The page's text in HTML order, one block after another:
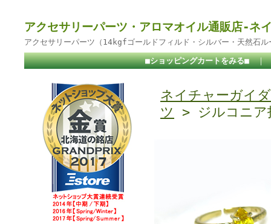
アクセサリーパーツ・アロマオイル通販店-ネ
アクセサリーパーツ（14kgfゴールドフィルド・シルバー・天然石
■ショッピングカートをみる■ ｜
ネイチャーガイ
ツ
> ジルコニア